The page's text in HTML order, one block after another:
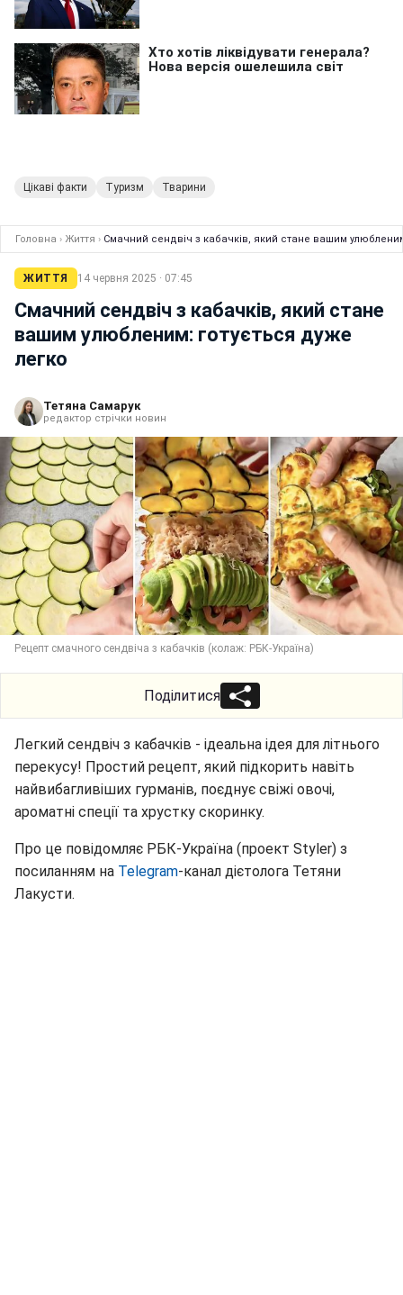
Цікаві факти Туризм Тварини
Головна › Життя › Смачний сендвіч з кабачків, який стане вашим
ЖИТТЯ 14 червня 2025 · 07:45
Смачний сендвіч з кабачків, який стане
вашим улюбленим: готується дуже
легко
Тетяна Самарук
редактор стрічки новин
Рецепт смачного сендвіча з кабачків (колаж: РБК-Україна)
Поділитися
Легкий сендвіч з кабачків - ідеальна ідея для літнього
перекусу! Простий рецепт, який підкорить навіть
найвибагливіших гурманів, поєднує свіжі овочі,
ароматні спеції та хрустку скоринку.
Про це повідомляє РБК-Україна (проект Styler) з
посиланням на Telegram-канал дієтолога Тетяни
Лакусти.